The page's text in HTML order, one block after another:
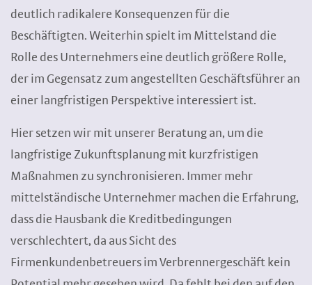
deutlich radikalere Konsequenzen für die
Beschäftigten. Weiterhin spielt im Mittelstand die
Rolle des Unternehmers eine deutlich größere Rolle,
der im Gegensatz zum angestellten Geschäftsführer an
einer langfristigen Perspektive interessiert ist.
Hier setzen wir mit unserer Beratung an, um die
langfristige Zukunftsplanung mit kurzfristigen
Maßnahmen zu synchronisieren. Immer mehr
mittelständische Unternehmer machen die Erfahrung,
dass die Hausbank die Kreditbedingungen
verschlechtert, da aus Sicht des
Firmenkundenbetreuers im Verbrennergeschäft kein